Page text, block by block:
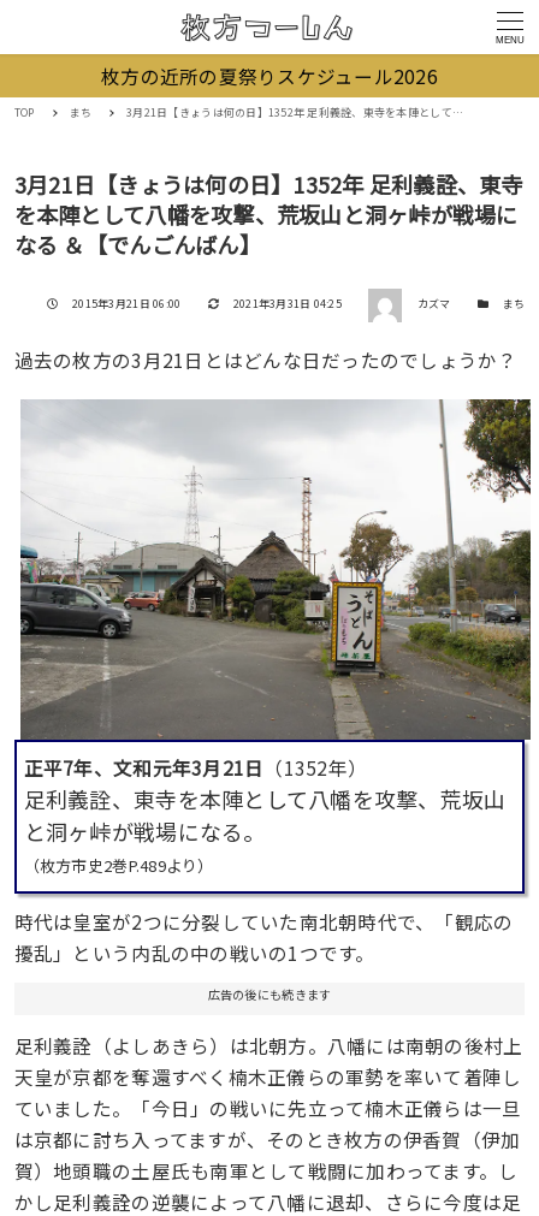
MENU
枚方の近所の夏祭りスケジュール2026
TOP まち 3月21日【きょうは何の日】1352年 足利義詮、東寺を本陣として八幡を攻撃、荒坂山と洞ヶ峠が戦場になる ＆【でんごんばん】
3月21日【きょうは何の日】1352年 足利義詮、東寺
を本陣として八幡を攻撃、荒坂山と洞ヶ峠が戦場に
なる ＆【でんごんばん】
投稿日
2015年3月21日 06:00 更新日
2021年3月31日 04:25 著者 カズマ カテゴリー
まち
過去の枚方の3月21日とはどんな日だったのでしょうか？
正平7年、文和元年3月21日 （1352年）
足利義詮、東寺を本陣として八幡を攻撃、荒坂山
と洞ヶ峠が戦場になる。
（枚方市史2巻P.489より）
時代は皇室が2つに分裂していた南北朝時代で、「観応の
擾乱」という内乱の中の戦いの1つです。
広告の後にも続きます
足利義詮（よしあきら）は北朝方。八幡には南朝の後村上
天皇が京都を奪還すべく楠木正儀らの軍勢を率いて着陣し
ていました。「今日」の戦いに先立って楠木正儀らは一旦
は京都に討ち入ってますが、そのとき枚方の伊香賀（伊加
賀）地頭職の土屋氏も南軍として戦闘に加わってます。し
かし足利義詮の逆襲によって八幡に退却、さらに今度は足